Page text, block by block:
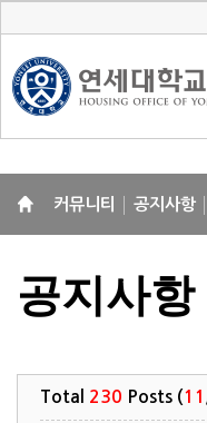
커뮤니티 공지사항
공지사항
Total 230 Posts ( 11